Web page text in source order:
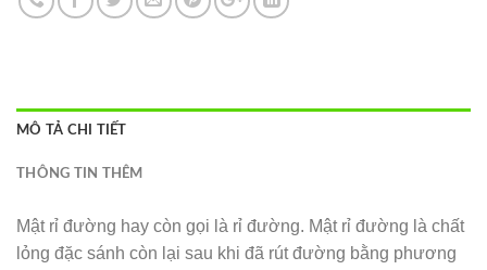
MÔ TẢ CHI TIẾT
THÔNG TIN THÊM
Mật rỉ đường hay còn gọi là rỉ đường. Mật rỉ đường là chất
lỏng đặc sánh còn lại sau khi đã rút đường bằng phương